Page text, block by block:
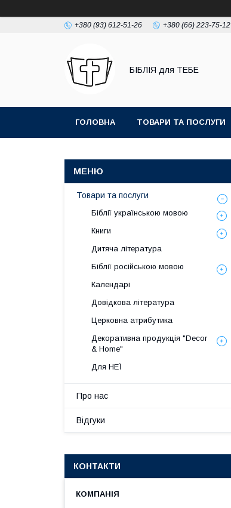
+380 (93) 612-51-26 +380 (66) 223-75-12
БІБЛІЯ для ТЕБЕ
ГОЛОВНА ТОВАРИ ТА ПОСЛУГИ
Товари та послуги
Біблії українською мовою
Книги
Дитяча література
Біблії російською мовою
Календарі
Довідкова література
Церковна атрибутика
Декоративна продукція "Decor
& Home"
Для НЕЇ
Про нас
Відгуки
КОНТАКТИ